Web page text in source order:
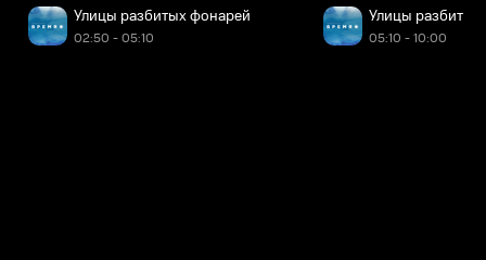
Улицы разбитых фонарей
02:50 - 05:10
Улицы
05:10 - 10:00